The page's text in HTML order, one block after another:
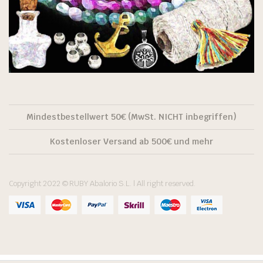
Mindestbestellwert 50€ (MwSt. NICHT inbegriffen)
Kostenloser Versand ab 500€ und mehr
Copyright 2022 © RUBY Abalorio S.L. | All right reserved.